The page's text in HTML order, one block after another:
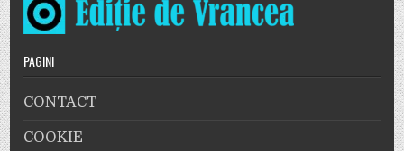
PAGINI
CONTACT
COOKIE